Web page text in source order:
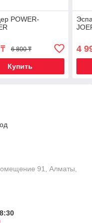
POWER-
6 800 ₸
Купить
4
91, Алматы,